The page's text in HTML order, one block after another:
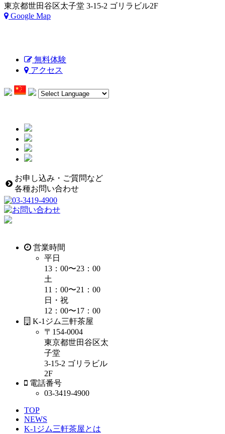
東京都世田谷区太子堂 3-15-2 ゴリラビル2F
Google Map
無料体験
アクセス
お申し込み・ご質問など
各種お問い合わせ
営業時間
平日
13：00〜23：00
土
11：00〜21：00
日・祝
12：00〜17：00
K-1ジム三軒茶屋
〒154-0004
東京都世田谷区太
子堂
3-15-2 ゴリラビル
2F
電話番号
03-3419-4900
TOP
NEWS
K-1ジム三軒茶屋とは